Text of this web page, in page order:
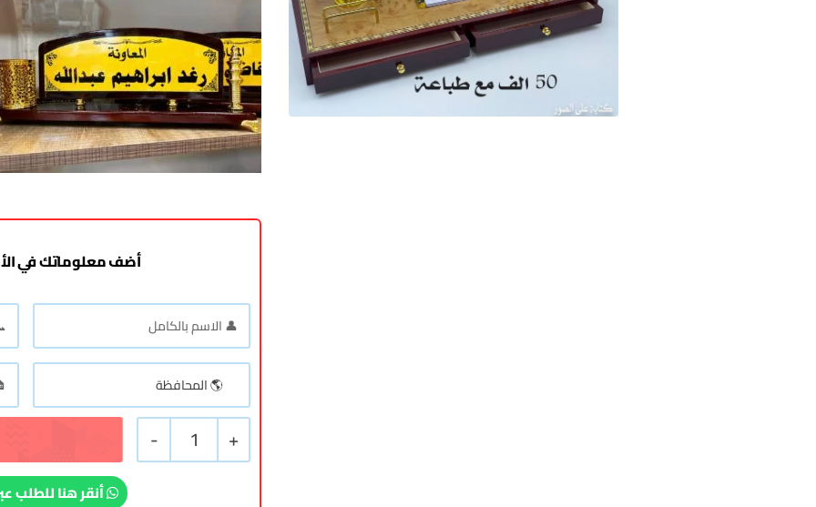
أضف معلوماتك في
+
1
-
أنقر هنا للطلب